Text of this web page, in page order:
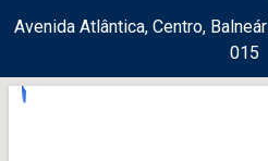
Avenida Atlântica, Centro,
015